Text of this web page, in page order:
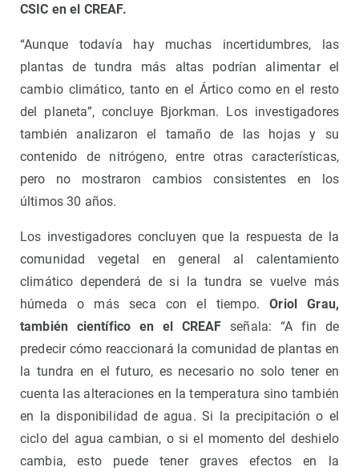
CSIC en el CREAF.
“Aunque todavía hay muchas incertidumbres, las
plantas de tundra más altas podrían alimentar el
cambio climático, tanto en el Ártico como en el resto
del planeta”, concluye Bjorkman. Los investigadores
también analizaron el tamaño de las hojas y su
contenido de nitrógeno, entre otras características,
pero no mostraron cambios consistentes en los
últimos 30 años.
Los investigadores concluyen que la respuesta de la
comunidad vegetal en general al calentamiento
climático dependerá de si la tundra se vuelve más
húmeda o más seca con el tiempo.Oriol Grau,
también científico en el CREAF señala: “A fin de
predecir cómo reaccionará la comunidad de plantas en
la tundra en el futuro, es necesario no solo tener en
cuenta las alteraciones en la temperatura sino también
en la disponibilidad de agua. Si la precipitación o el
ciclo del agua cambian, o si el momento del deshielo
cambia, esto puede tener graves efectos en la